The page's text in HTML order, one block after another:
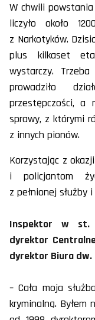
W chwili
liczyło około
z Narkotyków.
plus kilkaset
wystarczy.
prowadziło
przestępczości, a
sprawy, z którymi
z innych pionów.
Korzystając z
i policjantom
z pełnionej służby
Inspektor w st.
dyrektor
dyrektor Biura dw.
– Cała moja
kryminalną. Byłem